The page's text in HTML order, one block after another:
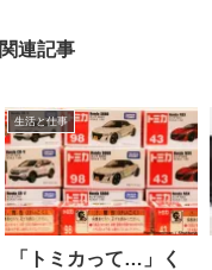
関連記事
生活と仕事
「トミカって…」く